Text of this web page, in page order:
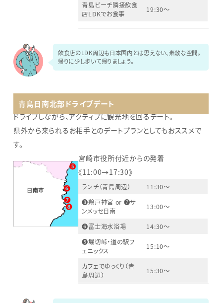
青島ビーチ隣接飲食
店LDKでお食事
19:30～
飲食店のLDK周辺も日本国内とは思えない、素敵な空間。
帰りに少し歩いて帰りましょう。
青島日南北部ドライブデート
ドライブしながら、アクティブに観光地を回るデート。
県外から来られるお相手とのデートプランとしてもおススメで
す。
宮崎市役所付近からの発着
《11:00→17:30》
ランチ（青島周辺）
11:30～
❽鵜戸神宮 or ❼サ
ンメッセ日南
13:00～
❻富士海水浴場
14:30～
❺堀切峠・道の駅フ
ェニックス
15:10～
カフェでゆっくり（青
島周辺）
15:30～